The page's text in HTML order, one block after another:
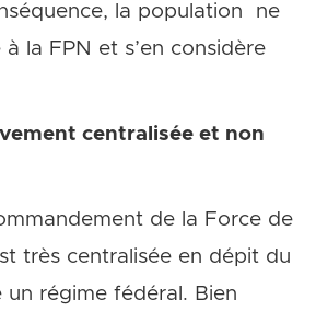
la population ne
la FPN et s’en considère
centralisée et non
de la Force de
très centralisée en dépit du
un régime fédéral. Bien